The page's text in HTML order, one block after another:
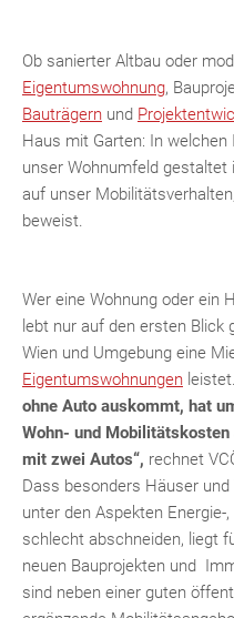
Ob sanierter Altbau oder
Eigentumswohnung,
Bauträgern und
Haus mit Garten: In
unser Wohnumfeld
auf unser
beweist.
Wer eine Wohnung oder ein
lebt nur auf den ersten Blick
Wien und Umgebung eine
Eigentumswohnungen leistet.
ohne Auto auskommt, hat
Wohn- und
mit zwei Autos“, rechnet
Dass besonders Häuser
unter den Aspekten
schlecht abschneiden, liegt
neuen Bauprojekten und
sind neben einer guten